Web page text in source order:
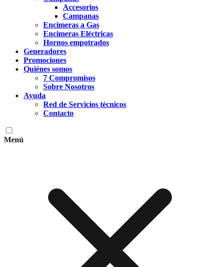
Accesorios
Campanas
Encimeras a Gas
Encimeras Eléctricas
Hornos empotrados
Generadores
Promociones
Quiénes somos
7 Compromisos
Sobre Nosotros
Ayuda
Red de Servicios técnicos
Contacto
Menú